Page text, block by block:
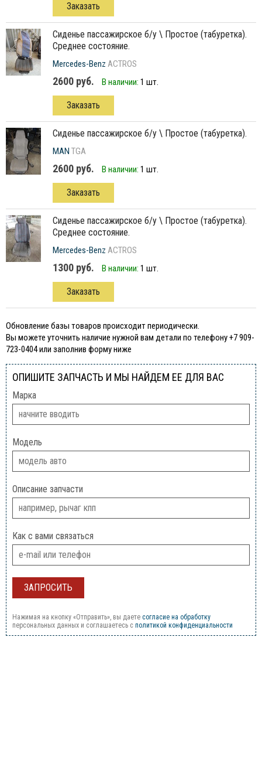
Заказать
сиденье пассажирское б/у \ Простое (табуретка).
Среднее состояние.
Mercedes-Benz ACTROS
2600 руб. В наличии: 1 шт.
Заказать
сиденье пассажирское б/у \ Простое (табуретка).
MAN TGA
2600 руб. В наличии: 1 шт.
Заказать
сиденье пассажирское б/у \ Простое (табуретка).
Среднее состояние.
Mercedes-Benz ACTROS
1300 руб. В наличии: 1 шт.
Заказать
Обновление базы товаров происходит периодически.
Вы можете уточнить наличие нужной вам детали по телефону +7 909-
723-0404 или заполнив форму ниже
ОПИШИТЕ ЗАПЧАСТЬ И МЫ НАЙДЕМ ЕЕ ДЛЯ ВАС
Марка
Модель
Описание запчасти
Как с вами связаться
Нажимая на кнопку «Отправить», вы даете согласие на обработку
персональных данных и соглашаетесь c политикой конфиденциальности